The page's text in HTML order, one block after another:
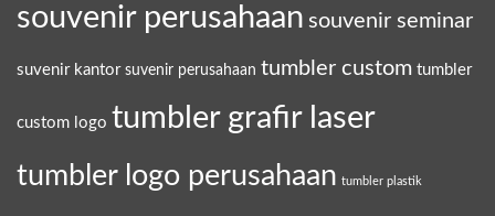
souvenir perusahaan souvenir seminar
suvenir kantor suvenir perusahaan tumbler custom tumbler
custom logo tumbler grafir laser
tumbler logo perusahaan tumbler plastik